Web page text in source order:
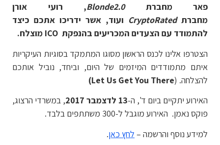
פאר מחברתBlonde2.0, רועי אורן
מחברתCryptoRated ועוד, אשר ידריכו אתכם כיצד
להתמודד עם הצעדים המכריעים בהנפקת ICO מוצלח.
הצטרפו אלינו לכנס הראשון מסוגו המתמקד בסוגיות העיקריות
איתם מתמודדים המיזמים של היום, וביחד, נוביל אותכם
להצלחה. (Let Us Get You There
)
האירוע יתקיים ביום ד', ה-13 לדצמבר 2017
, במשרדי הרצוג,
פוקס נאמן. האירוע מוגבל ל-300 משתתפים בלבד.
למידע נוסף והרשמה – לחץ כאן.